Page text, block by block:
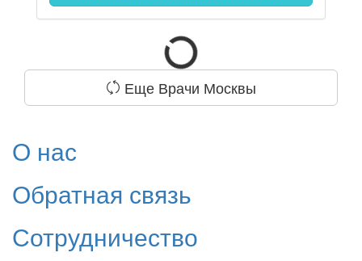
Еще Врачи Москвы
О нас
Обратная связь
Сотрудничество